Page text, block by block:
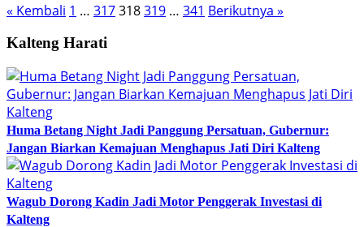
« Kembali 1 … 317318319 … 341 Berikutnya »
Kalteng Harati
Huma Betang Night Jadi Panggung Persatuan, Gubernur:
Jangan Biarkan Kemajuan Menghapus Jati Diri Kalteng
Wagub Dorong Kadin Jadi Motor Penggerak Investasi di
Kalteng